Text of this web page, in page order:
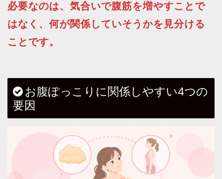
必要なのは、気合いで腹筋を増やすことで
はなく、何が関係していそうかを見分ける
ことです。
お腹ぽっこりに関係しやすい4つの
要因